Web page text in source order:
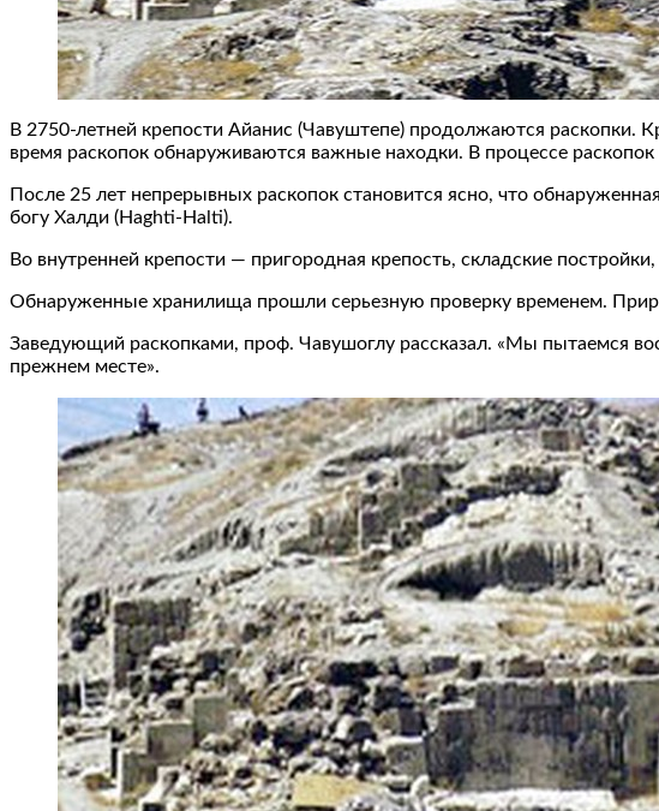
В 2750-летней крепости Айанис (Чавуштепе) продолжаются раскопки.
время раскопок обнаруживаются важные находки. В процессе
После 25 лет непрерывных раскопок становится ясно, что
богу Халди (Haghti-Halti).
Во внутренней крепости — пригородная крепость, складские
Обнаруженные хранилища прошли серьезную проверку временем.
Заведующий раскопками, проф. Чавушоглу рассказал. «Мы пытаемся
прежнем месте».